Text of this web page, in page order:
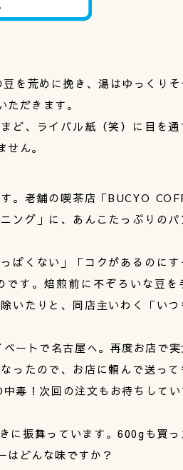
を荒めに挽き、湯はゆっくり
だきます。
ど、ライバル紙（笑）に目を
ん。
。老舗の喫茶店「BUCYO
ング」に、あんこたっぷりのパ
ぱくない」「コクがあるのにす
す。焙煎前に不ぞろいな豆を
いたりと、同店主いわく「い
ートで名古屋へ。再度お店で実
ったので、お店に頼んで送って
毒！次回の注文もお待ちして
に振舞っています。600gも買
どんな味ですか？